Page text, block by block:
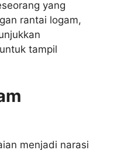
yang
rantai logam,
tampil
menjadi narasi